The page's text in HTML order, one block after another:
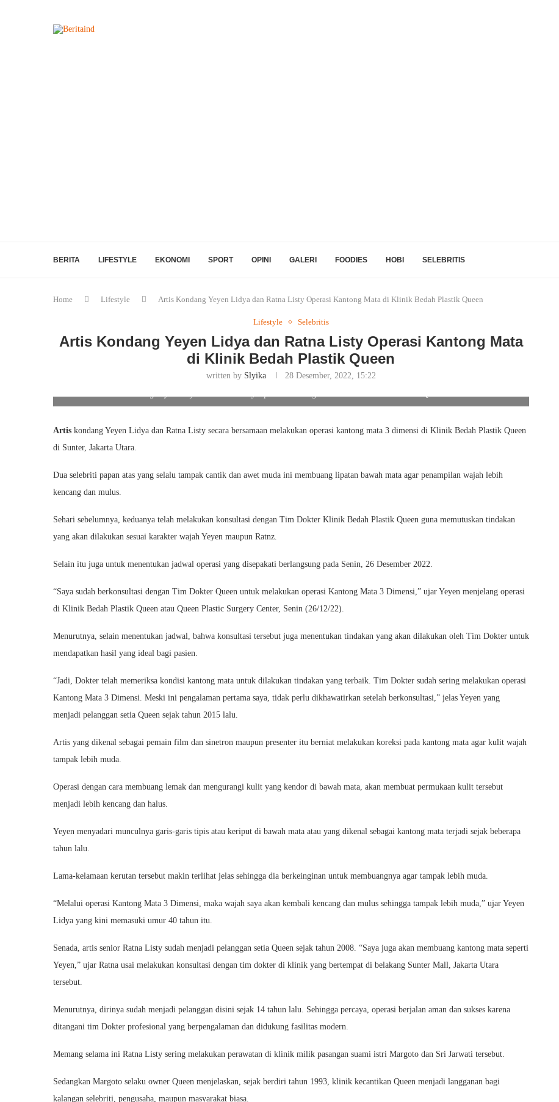
BERITA LIFESTYLE EKONOMI SPORT OPINI GALERI FOODIES HOBI SELEBRITIS
Home Lifestyle Artis Kondang Yeyen Lidya dan Ratna Listy Operasi Kantong Mata di Klinik Bedah Plastik Queen
Lifestyle Selebritis
Artis Kondang Yeyen Lidya dan Ratna Listy Operasi Kantong Mata
di Klinik Bedah Plastik Queen
written by Slyika
28 Desember, 2022, 15:22
Artis kondang Yeyen Lidya dan Ratna Listy secara bersamaan melakukan operasi kantong mata 3 dimensi di Klinik Bedah Plastik Queen
di Sunter, Jakarta Utara.
Dua selebriti papan atas yang selalu tampak cantik dan awet muda ini membuang lipatan bawah mata agar penampilan wajah lebih
kencang dan mulus.
Sehari sebelumnya, keduanya telah melakukan konsultasi dengan Tim Dokter Klinik Bedah Plastik Queen guna memutuskan tindakan
yang akan dilakukan sesuai karakter wajah Yeyen maupun Ratnz.
Selain itu juga untuk menentukan jadwal operasi yang disepakati berlangsung pada Senin, 26 Desember 2022.
“Saya sudah berkonsultasi dengan Tim Dokter Queen untuk melakukan operasi Kantong Mata 3 Dimensi,” ujar Yeyen menjelang operasi
di Klinik Bedah Plastik Queen atau Queen Plastic Surgery Center, Senin (26/12/22).
Menurutnya, selain menentukan jadwal, bahwa konsultasi tersebut juga menentukan tindakan yang akan dilakukan oleh Tim Dokter untuk
mendapatkan hasil yang ideal bagi pasien.
“Jadi, Dokter telah memeriksa kondisi kantong mata untuk dilakukan tindakan yang terbaik. Tim Dokter sudah sering melakukan operasi
Kantong Mata 3 Dimensi. Meski ini pengalaman pertama saya, tidak perlu dikhawatirkan setelah berkonsultasi,” jelas Yeyen yang
menjadi pelanggan setia Queen sejak tahun 2015 lalu.
Artis yang dikenal sebagai pemain film dan sinetron maupun presenter itu berniat melakukan koreksi pada kantong mata agar kulit wajah
tampak lebih muda.
Operasi dengan cara membuang lemak dan mengurangi kulit yang kendor di bawah mata, akan membuat permukaan kulit tersebut
menjadi lebih kencang dan halus.
Yeyen menyadari munculnya garis-garis tipis atau keriput di bawah mata atau yang dikenal sebagai kantong mata terjadi sejak beberapa
tahun lalu.
Lama-kelamaan kerutan tersebut makin terlihat jelas sehingga dia berkeinginan untuk membuangnya agar tampak lebih muda.
“Melalui operasi Kantong Mata 3 Dimensi, maka wajah saya akan kembali kencang dan mulus sehingga tampak lebih muda,” ujar Yeyen
Lidya yang kini memasuki umur 40 tahun itu.
Senada, artis senior Ratna Listy sudah menjadi pelanggan setia Queen sejak tahun 2008. “Saya juga akan membuang kantong mata seperti
Yeyen,” ujar Ratna usai melakukan konsultasi dengan tim dokter di klinik yang bertempat di belakang Sunter Mall, Jakarta Utara
tersebut.
Menurutnya, dirinya sudah menjadi pelanggan disini sejak 14 tahun lalu. Sehingga percaya, operasi berjalan aman dan sukses karena
ditangani tim Dokter profesional yang berpengalaman dan didukung fasilitas modern.
Memang selama ini Ratna Listy sering melakukan perawatan di klinik milik pasangan suami istri Margoto dan Sri Jarwati tersebut.
Sedangkan Margoto selaku owner Queen menjelaskan, sejak berdiri tahun 1993, klinik kecantikan Queen menjadi langganan bagi
kalangan selebriti, pengusaha, maupun masyarakat biasa.